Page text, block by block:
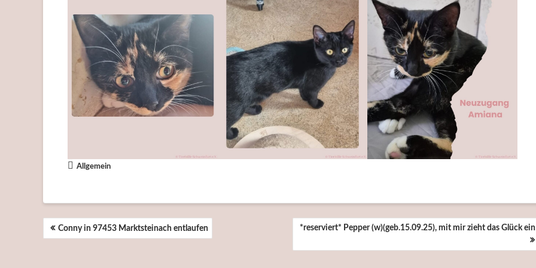
Allgemein
BEITRAGSNAVIGATION
Conny in 97453 Marktsteinach entlaufen *reserviert* Pepper (w)(geb.15.09.25), mit mir zieht das Glück